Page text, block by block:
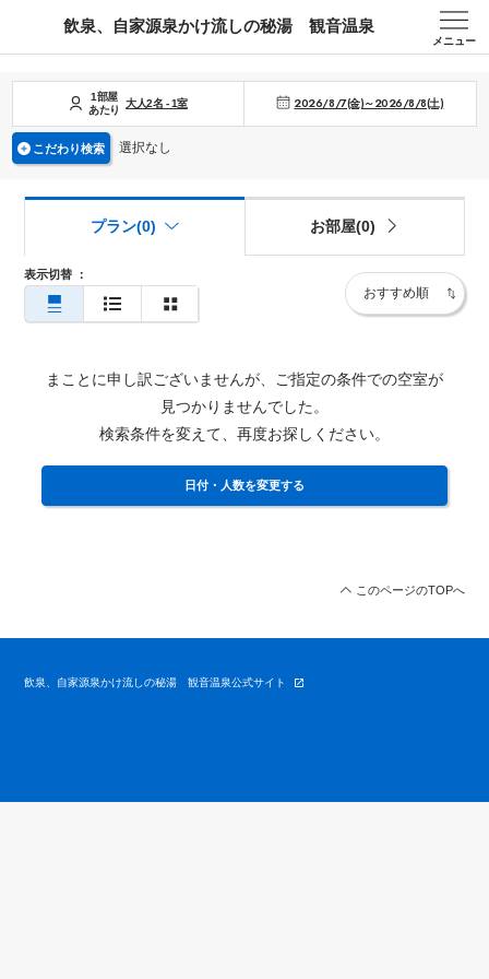
飲泉、自家源泉かけ流しの秘湯 観音温泉
メニュー
1部屋
あたり
大人2名 -1室 2026/8/7(金)～2026/8/8(土)
こだわり検索 選択なし
表示切替 ：
プラン(0) お部屋(0)
まことに申し訳ございませんが、ご指定の条件での空室が
見つかりませんでした。
検索条件を変えて、再度お探しください。
日付・人数を変更する
このページのTOPへ
飲泉、自家源泉かけ流しの秘湯 観音温泉公式サイト